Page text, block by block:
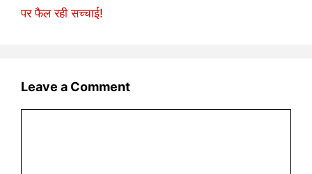
पर फैल रही सच्चाई!
Leave a Comment